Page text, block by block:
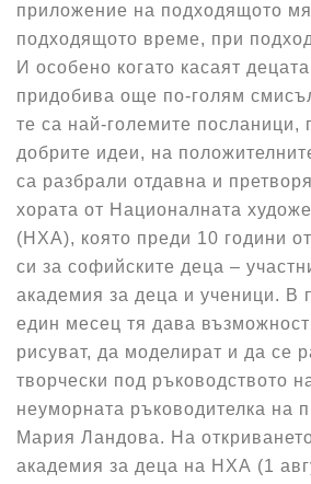
приложение на подходящото
подходящото време, при
И особено когато касаят
придобива още по-голям
те са най-големите посланици,
добрите идеи, на
са разбрали отдавна и
хората от Националната
(НХА), която преди 10 години
си за софийските деца –
академия за деца и ученици. В
един месец тя дава
рисуват, да моделират и да се
творчески под ръководството
неуморната ръководителка на
Мария Ландова. На
академия за деца на НХА (1